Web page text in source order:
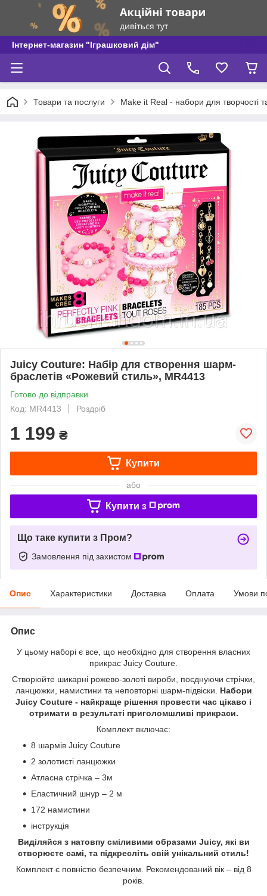
Інтернет-магазин "Іграшковий дім"
Товари та послуги Make it Real - набори для творчості
Juicy Couture: Набір для створення шарм-
браслетів «Рожевий стиль», MR4413
Готово до відправки
Код: MR4413
Роздріб
1 199 ₴
Купити
або
Купити з
Що таке купити з Пром?
Замовлення під захистом
Опис Характеристики Доставка Оплата Умови
Опис
У цьому наборі є все, що необхідно для створення власних
прикрас Juicy Couture.
Створюйте шикарні рожево-золоті вироби, поєднуючи стрічки,
ланцюжки, намистини та неповторні шарм-підвіски. Набори
Juicy Couture - найкраще рішення провести час цікаво і
отримати в результаті приголомшливі прикраси.
Комплект включає:
8 шармів Juicy Couture
2 золотисті ланцюжки
Атласна стрічка – 3м
Еластичний шнур – 2 м
172 намистини
інструкція
Виділяйся з натовпу сміливими образами Juicy, які ви
створюєте самі, та підкресліть свій унікальний стиль!
Комплект є повністю безпечним. Рекомендований вік – від 8
років.